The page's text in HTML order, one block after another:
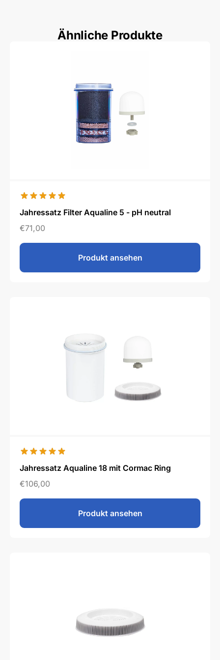
Ähnliche Produkte
Jahressatz Filter Aqualine 5 - pH neutral
€71,00
Produkt ansehen
Jahressatz Aqualine 18 mit Cormac Ring
€106,00
Produkt ansehen